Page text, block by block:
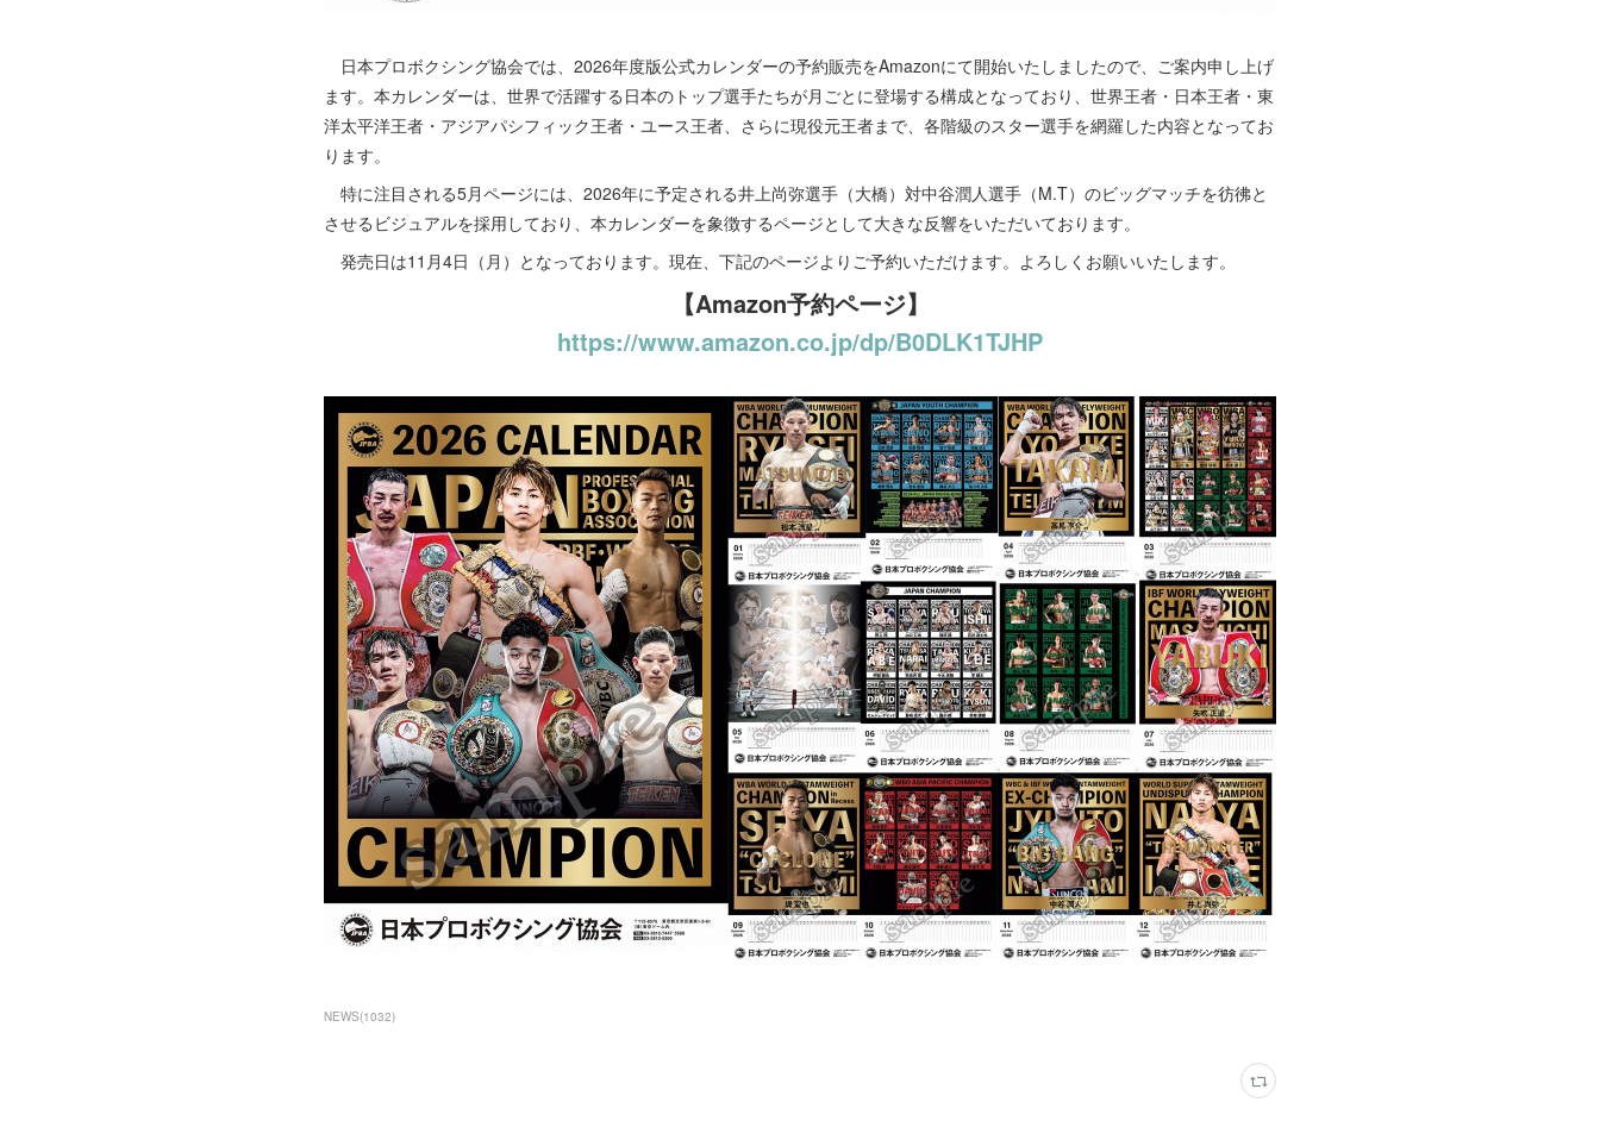
日本プロボクシング協会では、2026年度版公式カレンダーの予約販売をAmazonにて開始いたしましたので、ご案内申し上げ
ます。本カレンダーは、世界で活躍する日本のトップ選手たちが月ごとに登場する構成となっており、世界王者・日本王者・東
洋太平洋王者・アジアパシフィック王者・ユース王者、さらに現役元王者まで、各階級のスター選手を網羅した内容となってお
ります。
特に注目される5月ページには、2026年に予定される井上尚弥選手（大橋）対中谷潤人選手（M.T）のビッグマッチを彷彿と
させるビジュアルを採用しており、本カレンダーを象徴するページとして大きな反響をいただいております。
発売日は11月4日（月）となっております。現在、下記のページよりご予約いただけます。よろしくお願いいたします。
【Amazon予約ページ】
https://www.amazon.co.jp/dp/B0DLK1TJHP
NEWS(1032)